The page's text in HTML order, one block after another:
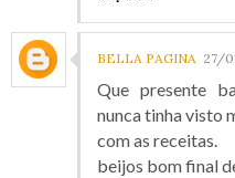
BELLA PAGINA 27/
Que presente
nunca tinha visto
com as receitas.
beijos bom final